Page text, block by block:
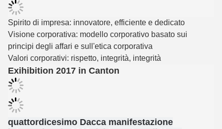
Spirito di impresa: innovatore, efficiente e dedicato
Visione corporativa: modello corporativo basato sui
principi degli affari e sull'etica corporativa
Valori corporativi: rispetto, integrità, integrità
Exihibition 2017 in Canton
quattordicesimo Dacca manifestazione